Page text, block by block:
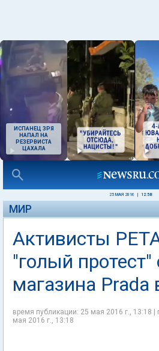
ИСПАНЕЦ ЗРЯ
НАПАЛ НА
РЕЗЕРВИСТА
ЦАХАЛА
25 МАЯ 2016 12:58
МИР
Активисты
"голый протест"
магазина Prada
время публикации: 25 мая 2016 г., 13:18
мая 2016 г., 13:18